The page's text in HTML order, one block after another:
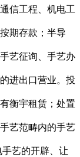
信工程、机电工
期存款；半导
艺征询、手艺办
进出口营业。投
衡宇租赁；处置
艺范畴内的手艺
艺的开辟、让